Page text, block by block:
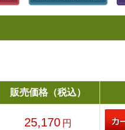
販売価格（税込）
25,170 円